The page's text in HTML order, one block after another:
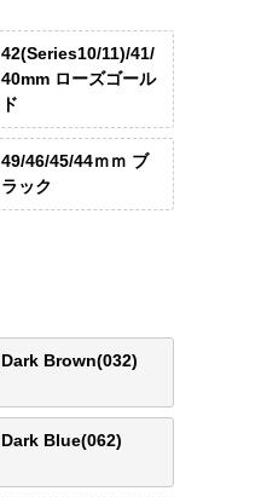
42(Series10/11)/41/
40mm ローズゴール
ド
49/46/45/44ｍｍ ブ
ラック
Dark Brown(032)
Dark Blue(062)